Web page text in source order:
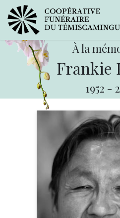
À la
Frankie
1952 -